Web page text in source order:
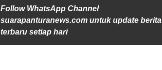
Follow WhatsApp Channel
suarapanturanews.com untuk update berita
terbaru setiap hari